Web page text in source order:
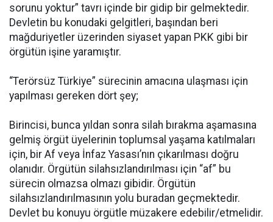
sorunu yoktur” tavrı içinde bir gidip bir gelmektedir.
Devletin bu konudaki gelgitleri, başından beri
mağduriyetler üzerinden siyaset yapan PKK gibi bir
örgütün işine yaramıştır.
“Terörsüz Türkiye” sürecinin amacına ulaşması için
yapılması gereken dört şey;
Birincisi, bunca yıldan sonra silah bırakma aşamasına
gelmiş örgüt üyelerinin toplumsal yaşama katılmaları
için, bir Af veya İnfaz Yasası’nın çıkarılması doğru
olanıdır. Örgütün silahsızlandırılması için “af” bu
sürecin olmazsa olmazı gibidir. Örgütün
silahsızlandırılmasının yolu buradan geçmektedir.
Devlet bu konuyu örgütle müzakere edebilir/etmelidir.